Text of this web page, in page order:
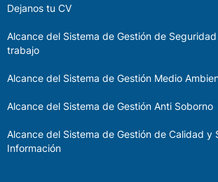
Dejanos tu CV
Alcance del Sistema de Gestión de
trabajo
Alcance del Sistema de Gestión Medio
Alcance del Sistema de Gestión Anti Soborno
Alcance del Sistema de Gestión de Calidad y
Información